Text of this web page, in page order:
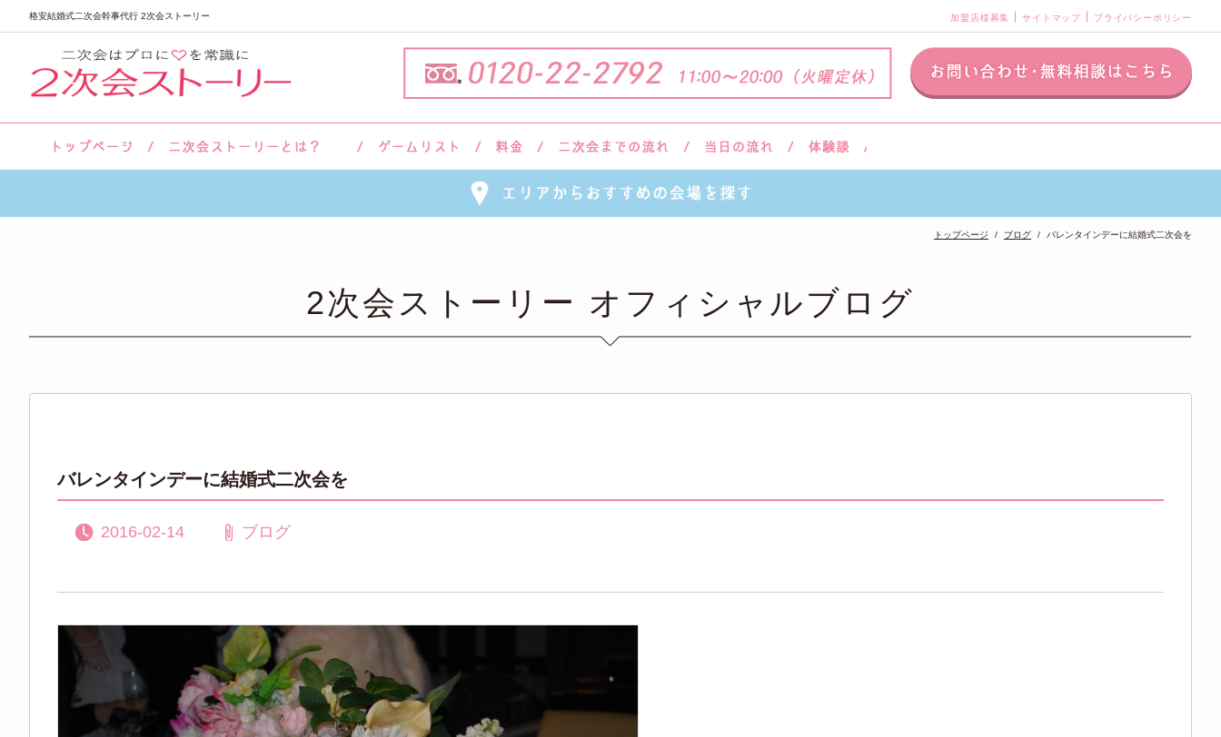
格安結婚式二次会幹事代行 2次会ストーリー 加盟店様募集 サイトマップ プライバシーポリシー
トップページ ブログ バレンタインデーに結婚式二次会を
2次会ストーリー オフィシャルブログ
バレンタインデーに結婚式二次会を
2016-02-14 ブログ